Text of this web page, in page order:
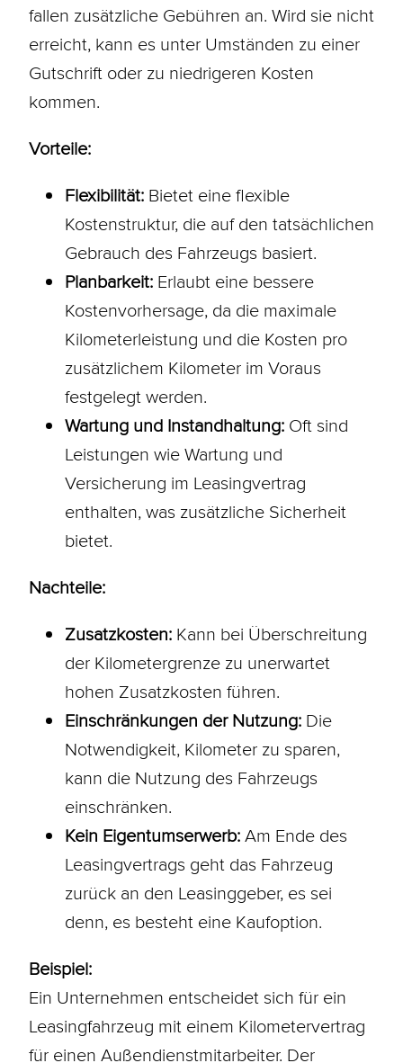
fallen zusätzliche Gebühren an. Wird sie nicht
erreicht, kann es unter Umständen zu einer
Gutschrift oder zu niedrigeren Kosten
kommen.
Vorteile:
Flexibilität:Bietet eine flexible
Kostenstruktur, die auf den tatsächlichen
Gebrauch des Fahrzeugs basiert.
Planbarkeit:Erlaubt eine bessere
Kostenvorhersage, da die maximale
Kilometerleistung und die Kosten pro
zusätzlichem Kilometer im Voraus
festgelegt werden.
Wartung und Instandhaltung:Oft sind
Leistungen wie Wartung und
Versicherung im Leasingvertrag
enthalten, was zusätzliche Sicherheit
bietet.
Nachteile:
Zusatzkosten:Kann bei Überschreitung
der Kilometergrenze zu unerwartet
hohen Zusatzkosten führen.
Einschränkungen der Nutzung:Die
Notwendigkeit, Kilometer zu sparen,
kann die Nutzung des Fahrzeugs
einschränken.
Kein Eigentumserwerb:Am Ende des
Leasingvertrags geht das Fahrzeug
zurück an den Leasinggeber, es sei
denn, es besteht eine Kaufoption.
Beispiel:
Ein Unternehmen entscheidet sich für ein
Leasingfahrzeug mit einem Kilometervertrag
für einen Außendienstmitarbeiter. Der